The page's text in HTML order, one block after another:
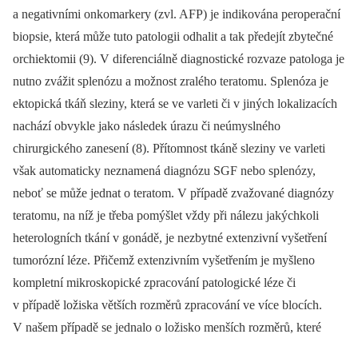
a negativními onkomarkery (zvl. AFP) je indikována peroperační
biopsie, která může tuto patologii odhalit a tak předejít zbytečné
orchiektomii (9). V diferenciálně diagnostické rozvaze patologa je
nutno zvážit splenózu a možnost zralého teratomu. Splenóza je
ektopická tkáň sleziny, která se ve varleti či v jiných lokalizacích
nachází obvykle jako následek úrazu či neúmyslného
chirurgického zanesení (8). Přítomnost tkáně sleziny ve varleti
však automaticky neznamená diagnózu SGF nebo splenózy,
neboť se může jednat o teratom. V případě zvažované diagnózy
teratomu, na níž je třeba pomýšlet vždy při nálezu jakýchkoli
heterologních tkání v gonádě, je nezbytné extenzivní vyšetření
tumorózní léze. Přičemž extenzivním vyšetřením je myšleno
kompletní mikroskopické zpracování patologické léze či
v případě ložiska větších rozměrů zpracování ve více blocích.
V našem případě se jednalo o ložisko menších rozměrů, které